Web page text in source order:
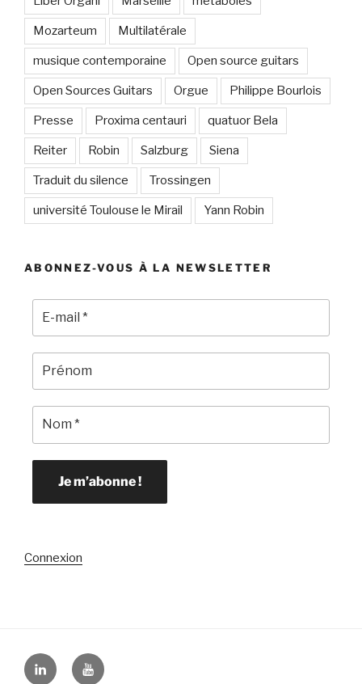
Mozarteum Multilatérale
musique contemporaine Open source guitars
Open Sources Guitars Orgue Philippe Bourlois
Presse Proxima centauri quatuor Bela
Reiter Robin Salzburg Siena
Traduit du silence Trossingen
université Toulouse le Mirail Yann Robin
ABONNEZ-VOUS À LA NEWSLETTER
Connexion
LinkedinYouTube